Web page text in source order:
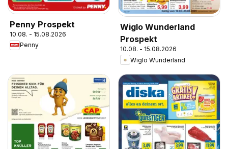
Penny Prospekt
10.08. - 15.08.2026
Penny
Wiglo Wunderland
Prospekt
10.08. - 15.08.2026
Wiglo Wunderland